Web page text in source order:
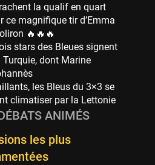
Phoenix Suns
69 sessions
Miami Heat
63 sessions
Los Angeles Clippers
61 sessions
Indiana Pacers
New Orleans Pelicans
53 sessions
la qualif en quart
ce magnifique tir d’Emma
🔥🔥🔥
stars des Bleues signent
Turquie, dont Marine
les Bleus du 3×3 se
climatiser par la Lettonie
ANIMÉS
les plus